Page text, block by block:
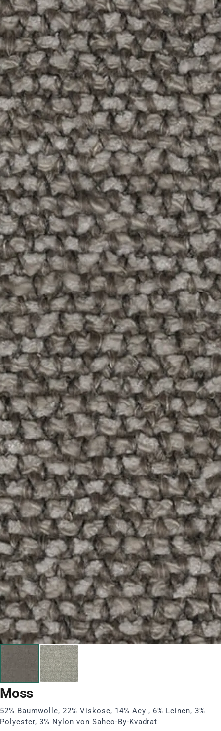
Moss
52% Baumwolle, 22% Viskose, 14% Acyl, 6% Leinen, 3%
Polyester, 3% Nylon von Sahco-By-Kvadrat